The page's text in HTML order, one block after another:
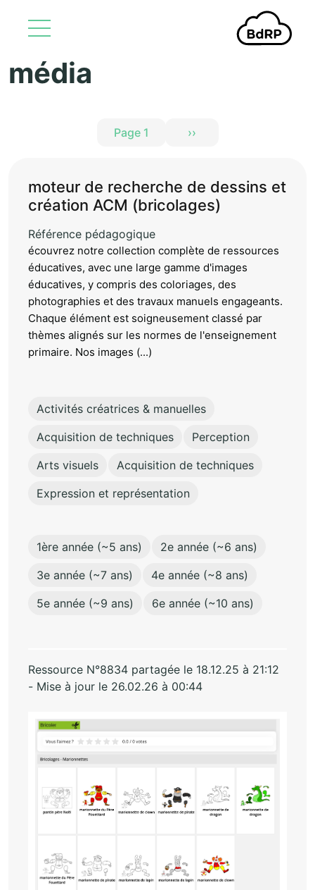
média
Page 1 ››
moteur de recherche de dessins et
création ACM (bricolages)
Référence pédagogique
écouvrez notre collection complète de ressources
éducatives, avec une large gamme d'images
éducatives, y compris des coloriages, des
photographies et des travaux manuels engageants.
Chaque élément est soigneusement classé par
thèmes alignés sur les normes de l'enseignement
primaire. Nos images (...)
Activités créatrices & manuelles
Acquisition de techniques
Perception
Arts visuels
Acquisition de techniques
Expression et représentation
1ère année (~5 ans)
2e année (~6 ans)
3e année (~7 ans)
4e année (~8 ans)
5e année (~9 ans)
6e année (~10 ans)
Ressource N°8834 partagée le 18.12.25 à 21:12
- Mise à jour le 26.02.26 à 00:44